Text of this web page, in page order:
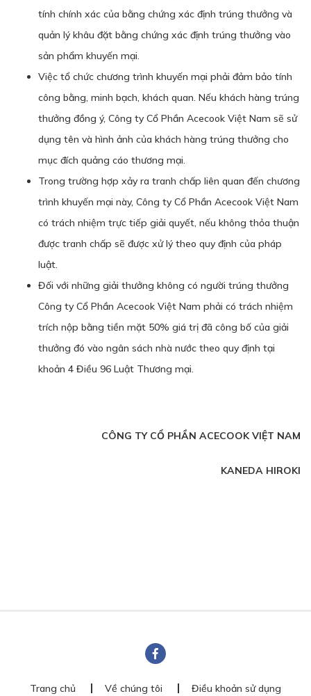
tính chính xác của bằng chứng xác định trúng thưởng và
quản lý khâu đặt bằng chứng xác định trúng thưởng vào
sản phẩm khuyến mại.
Việc tổ chức chương trình khuyến mại phải đảm bảo tính
công bằng, minh bạch, khách quan. Nếu khách hàng trúng
thưởng đồng ý, Công ty Cổ Phần Acecook Việt Nam sẽ sử
dụng tên và hình ảnh của khách hàng trúng thưởng cho
mục đích quảng cáo thương mại.
Trong trường hợp xảy ra tranh chấp liên quan đến chương
trình khuyến mại này, Công ty Cổ Phần Acecook Việt Nam
có trách nhiệm trực tiếp giải quyết, nếu không thỏa thuận
được tranh chấp sẽ được xử lý theo quy định của pháp
luật.
Đối với những giải thưởng không có người trúng thưởng
Công ty Cổ Phần Acecook Việt Nam phải có trách nhiệm
trích nộp bằng tiền mặt 50% giá trị đã công bố của giải
thưởng đó vào ngân sách nhà nước theo quy định tại
khoản 4 Điều 96 Luật Thương mại.
CÔNG TY CỔ PHẦN ACECOOK VIỆT NAM
KANEDA HIROKI
Trang chủ Về chúng tôi Điều khoản sử dụng